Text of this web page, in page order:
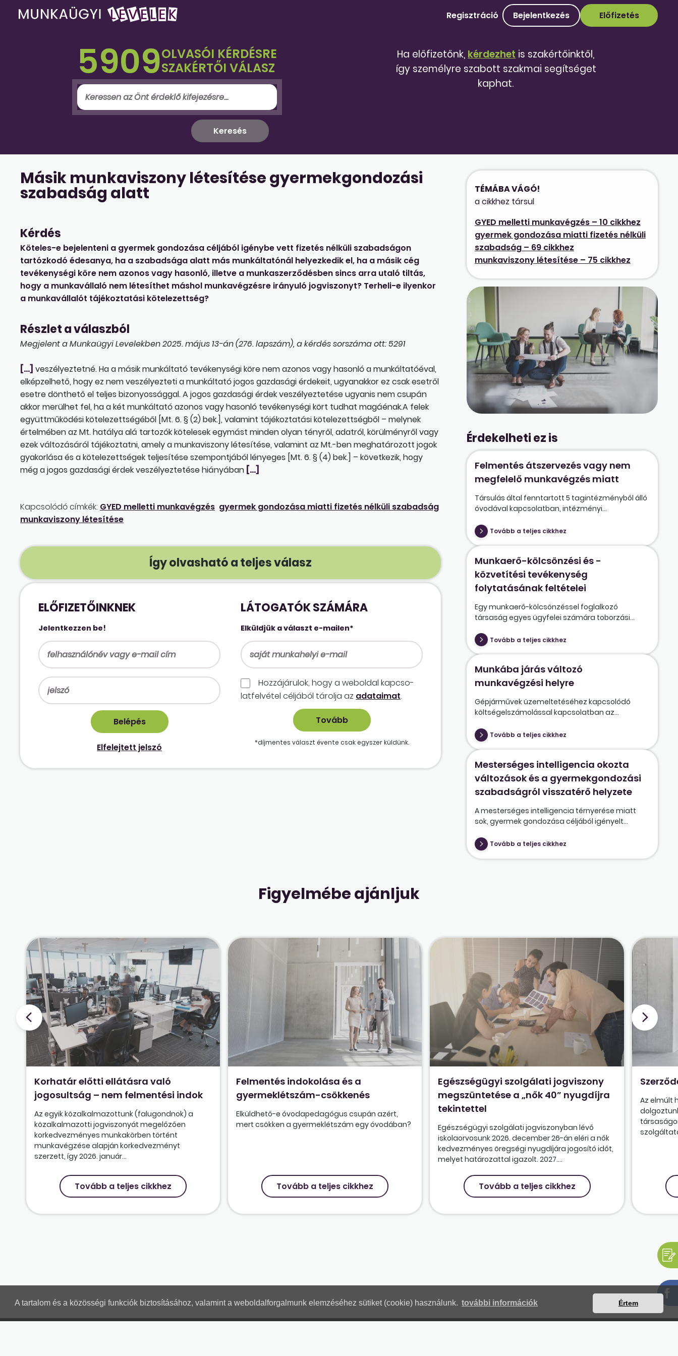
A tartalom és a közösségi funkciók biztosításához, valamint a weboldalforgalmunk elemzéséhez sütiket (cookie) használunk. további információk Értem
Regisztráció Bejelentkezés Előfizetés
5909OLVASÓI KÉRDÉSRE
SZAKÉRTŐI VÁLASZ
Ha előfizetőnk, kérdezhet is szakértőinktől,
így személyre szabott szakmai segítséget
kaphat.
Másik munkaviszony létesítése gyermekgondozási
szabadság alatt
Kérdés
Köteles-e bejelenteni a gyermek gondozása céljából igénybe vett fizetés nélküli szabadságon
tartózkodó édesanya, ha a szabadsága alatt más munkáltatónál helyezkedik el, ha a másik cég
tevékenységi köre nem azonos vagy hasonló, illetve a munkaszerződésben sincs arra utaló tiltás,
hogy a munkavállaló nem létesíthet máshol munkavégzésre irányuló jogviszonyt? Terheli-e ilyenkor
a munkavállalót tájékoztatási kötelezettség?
Részlet a válaszból
Megjelent a Munkaügyi Levelekben 2025. május 13-án (276. lapszám), a kérdés sorszáma ott: 5291
[…] veszélyeztetné. Ha a másik munkáltató tevékenységi köre nem azonos vagy hasonló a munkáltatóéval,
elképzelhető, hogy ez nem veszélyezteti a munkáltató jogos gazdasági érdekeit, ugyanakkor ez csak esetről
esetre dönthető el teljes bizonyossággal. A jogos gazdasági érdek veszélyeztetése ugyanis nem csupán
akkor merülhet fel, ha a két munkáltató azonos vagy hasonló tevékenységi kört tudhat magáénak.A felek
együttműködési kötelezettségéből [Mt. 6. § (2) bek.], valamint tájékoztatási kötelezettségből – melynek
értelmében az Mt. hatálya alá tartozók kötelesek egymást minden olyan tényről, adatról, körülményről vagy
ezek változásáról tájékoztatni, amely a munkaviszony létesítése, valamint az Mt.-ben meghatározott jogok
gyakorlása és a kötelezettségek teljesítése szempontjából lényeges [Mt. 6. § (4) bek.] – következik, hogy
még a jogos gazdasági érdek veszélyeztetése hiányában […]
Kapcsolódó címkék: GYED melletti munkavégzés gyermek gondozása miatti fizetés nélküli szabadság
munkaviszony létesítése
Így olvasható a teljes válasz
ELŐFIZETŐINKNEK
Jelentkezzen be!
Elfelejtett jelszó
LÁTOGATÓK SZÁMÁRA
Elküldjük a választ e-mailen*
Hozzájárulok, hogy a weboldal kapcso­
lat­felvétel céljából tárolja az adataimat.
*díjmentes választ évente csak egyszer küldünk.
TÉMÁBA VÁGÓ!
a cikkhez társul
GYED melletti munkavégzés – 10 cikkhez
gyermek gondozása miatti fizetés nélküli
szabadság – 69 cikkhez
munkaviszony létesítése – 75 cikkhez
Érdekelheti ez is
Felmentés átszervezés vagy nem
megfelelő munkavégzés miatt
Társulás által fenntartott 5 tagintézményből álló
óvodával kapcsolatban, intézményi...
Tovább a teljes cikkhez
Munkaerő-kölcsönzési és -
közvetítési tevékenység
folytatásának feltételei
Egy munkaerő-kölcsönzéssel foglalkozó
társaság egyes ügyfelei számára toborzási...
Tovább a teljes cikkhez
Munkába járás változó
munkavégzési helyre
Gépjárművek üzemeltetéséhez kapcsolódó
költségelszámolással kapcsolatban az...
Tovább a teljes cikkhez
Mesterséges intelligencia okozta
változások és a gyermekgondozási
szabadságról visszatérő helyzete
A mesterséges intelligencia térnyerése miatt
sok, gyermek gondozása céljából igényelt...
Tovább a teljes cikkhez
Figyelmébe ajánljuk
Korhatár előtti ellátásra való
jogosultság – nem felmentési indok
Az egyik közalkalmazottunk (falugondnok) a
közalkalmazotti jogviszonyát megelőzően
korkedvezményes munkakörben történt
munkavégzése alapján korkedvezményt
szerzett, így 2026. január...
Tovább a teljes cikkhez
Felmentés indokolása és a
gyermeklétszám-csökkenés
Elküldhető-e óvodapedagógus csupán azért,
mert csökken a gyermeklétszám egy óvodában?
Tovább a teljes cikkhez
Egészségügyi szolgálati jogviszony
megszüntetése a „nők 40” nyugdíjra
tekintettel
Egészségügyi szolgálati jogviszonyban lévő
iskolaorvosunk 2026. december 26-án eléri a nők
kedvezményes öregségi nyugdíjára jogosító időt,
melyet határozattal igazolt. 2027....
Tovább a teljes cikkhez
Az elmúlt